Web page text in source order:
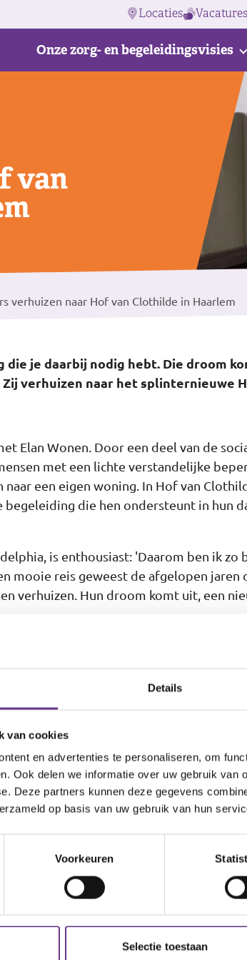
Details
van cookies
en advertenties te personaliseren, om
Ook delen we informatie over uw gebruik van
Deze partners kunnen deze gegevens
op basis van uw gebruik van hun
Voorkeuren
Selectie toestaan
Locaties Vacatures
Onze zorg- en begeleidingsvisies
van
verhuizen naar Hof van Clothilde in Haarlem
je daarbij nodig hebt. Die droom
verhuizen naar het splinternieuwe
Elan Wonen. Door een deel van de
met een lichte verstandelijke
een eigen woning. In Hof van
die hen ondersteunt in hun
is enthousiast: 'Daarom ben ik zo
mooie reis geweest de afgelopen jaren
verhuizen. Hun droom komt uit, een
dit enthousiasme. Zij overhandigde
het belang van inclusieve huisvesting:
nieuwe bewoners van Hof van
Voor Elan Wonen betekent dit ook
complex met een diversiteit aan